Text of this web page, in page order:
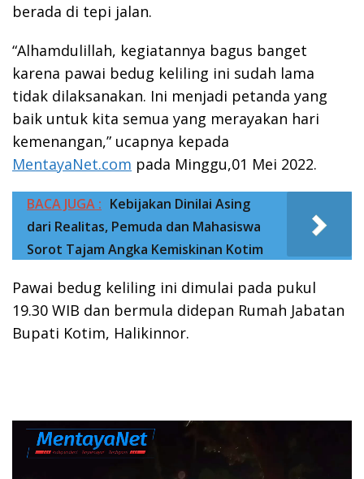
berada di tepi jalan.
“Alhamdulillah, kegiatannya bagus banget
karena pawai bedug keliling ini sudah lama
tidak dilaksanakan. Ini menjadi petanda yang
baik untuk kita semua yang merayakan hari
kemenangan,” ucapnya kepada
MentayaNet.com pada Minggu,01 Mei 2022.
BACA JUGA : Kebijakan Dinilai Asing
dari Realitas, Pemuda dan Mahasiswa
Sorot Tajam Angka Kemiskinan Kotim
Pawai bedug keliling ini dimulai pada pukul
19.30 WIB dan bermula didepan Rumah Jabatan
Bupati Kotim, Halikinnor.